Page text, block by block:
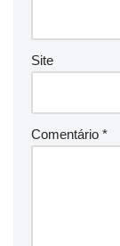
Site
Comentário *